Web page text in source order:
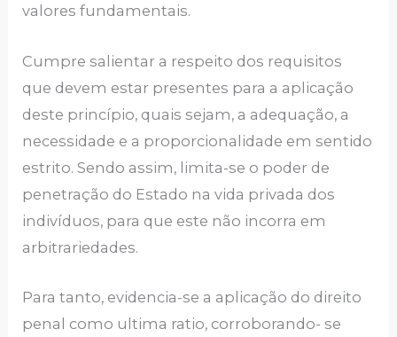
valores fundamentais.
Cumpre salientar a respeito dos requisitos
que devem estar presentes para a aplicação
deste princípio, quais sejam, a adequação, a
necessidade e a proporcionalidade em sentido
estrito. Sendo assim, limita-se o poder de
penetração do Estado na vida privada dos
indivíduos, para que este não incorra em
arbitrariedades.
Para tanto, evidencia-se a aplicação do direito
penal como ultima ratio, corroborando- se